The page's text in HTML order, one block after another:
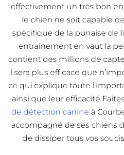
effectivement un très bon
le chien ne soit capable
spécifique de la punaise de
entrainement en vaut la
contient des millions de
Il sera plus efficace que
ce qui explique toute
ainsi que leur efficacité
de détection canine à
accompagné de ses chiens
de dissiper tous vos